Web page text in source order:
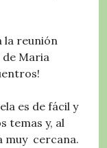
la reunión
de Maria
es de fácil y
temas y, al
muy cercana.